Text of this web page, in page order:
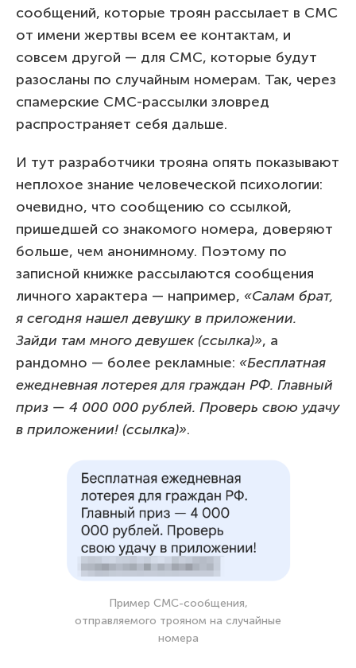
сообщений, которые троян рассылает в СМС
от имени жертвы всем ее контактам, и
совсем другой — для СМС, которые будут
разосланы по случайным номерам. Так, через
спамерские СМС-рассылки зловред
распространяет себя дальше.
И тут разработчики трояна опять показывают
неплохое знание человеческой психологии:
очевидно, что сообщению со ссылкой,
пришедшей со знакомого номера, доверяют
больше, чем анонимному. Поэтому по
записной книжке рассылаются сообщения
личного характера — например, «Салам брат,
я сегодня нашел девушку в приложении.
Зайди там много девушек (ссылка)», а
рандомно — более рекламные: «Бесплатная
ежедневная лотерея для граждан РФ. Главный
приз — 4 000 000 рублей. Проверь свою удачу
в приложении! (ссылка)».
Пример СМС-сообщения,
отправляемого трояном на случайные
номера